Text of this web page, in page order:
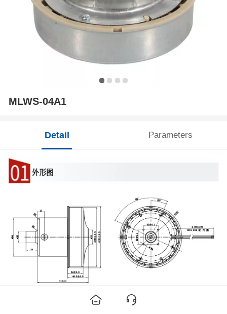
MLWS-04A1
Detail Parameters